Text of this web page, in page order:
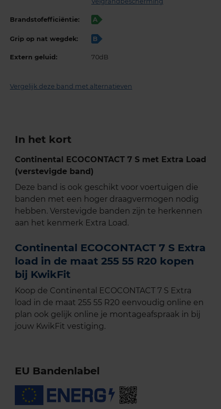
Brandstofefficiëntie: A
Grip op nat wegdek: B
Extern geluid: 70dB
Vergelijk deze band met alternatieven
In het kort
Continental ECOCONTACT 7 S met Extra Load
(verstevigde band)
Deze band is ook geschikt voor voertuigen die
banden met een hoger draagvermogen nodig
hebben. Verstevigde banden zijn te herkennen
aan het kenmerk Extra Load.
Continental ECOCONTACT 7 S Extra
load in de maat 255 55 R20 kopen
bij KwikFit
Koop de Continental ECOCONTACT 7 S Extra
load in de maat 255 55 R20 eenvoudig online en
plan ook gelijk online je montageafspraak in bij
jouw KwikFit vestiging.
EU Bandenlabel